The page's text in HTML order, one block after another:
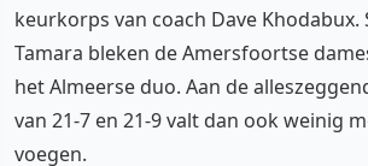
keurkorps van coach Dave Khodabux.
Tamara bleken de Amersfoortse
het Almeerse duo. Aan de
van 21-7 en 21-9 valt dan ook weinig
voegen.